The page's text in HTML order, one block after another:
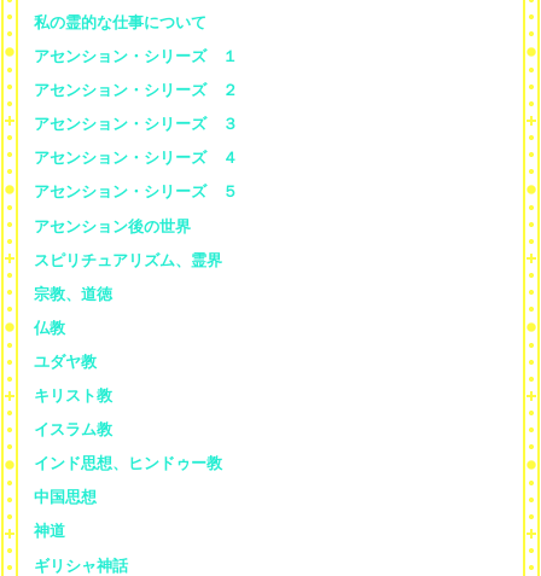
私の霊的な仕事について
アセンション・シリーズ １
アセンション・シリーズ ２
アセンション・シリーズ ３
アセンション・シリーズ ４
アセンション・シリーズ ５
アセンション後の世界
スピリチュアリズム、霊界
宗教、道徳
仏教
ユダヤ教
キリスト教
イスラム教
インド思想、ヒンドゥー教
中国思想
神道
ギリシャ神話